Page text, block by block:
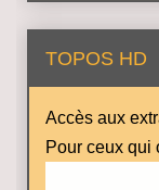
TOPOS HD
Accès aux
Pour ceux qui